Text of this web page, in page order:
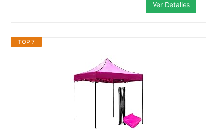
Ver Detalles
TOP 7